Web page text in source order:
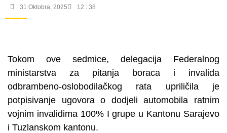
31 Oktobra, 2025 12 : 38
Tokom ove sedmice, delegacija Federalnog
ministarstva za pitanja boraca i invalida
odbrambeno-oslobodilačkog rata upriličila je
potpisivanje ugovora o dodjeli automobila ratnim
vojnim invalidima 100% I grupe u Kantonu Sarajevo
i Tuzlanskom kantonu.